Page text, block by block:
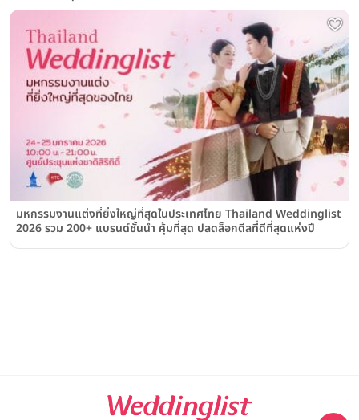
มหกรรมงานแต่งที่ยิ่งใหญ่ที่สุดในประเทศไทย Thailand Weddinglist
2026 รวม 200+ แบรนด์ชั้นนำ คุ้มที่สุด ปลดล็อกดีลที่ดีที่สุดแห่งปี